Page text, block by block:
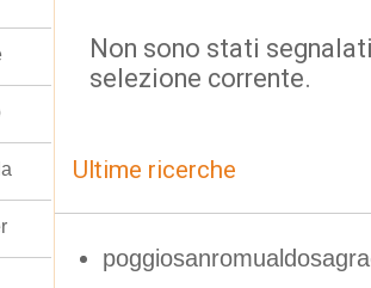
Non sono stati
selezione corrente.
Ultime ricerche